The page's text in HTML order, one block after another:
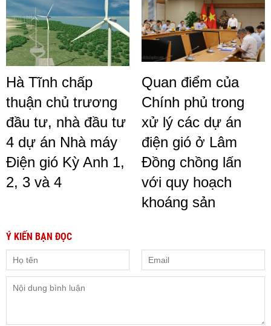
Hà Tĩnh chấp
thuận chủ trương
đầu tư, nhà đầu tư
4 dự án Nhà máy
Điện gió Kỳ Anh 1,
2, 3 và 4
Quan điểm của
Chính phủ trong
xử lý các dự án
điện gió ở Lâm
Đồng chồng lấn
với quy hoạch
khoáng sản
Ý KIẾN BẠN ĐỌC